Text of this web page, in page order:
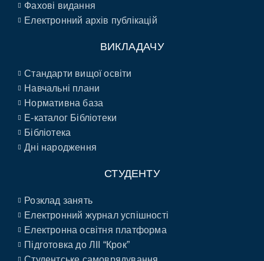
Фахові видання
Електронний архів публікацій
ВИКЛАДАЧУ
Стандарти вищої освіти
Навчальні плани
Нормативна база
E-каталог Бібліотеки
Бібліотека
Дні народження
СТУДЕНТУ
Розклад занять
Електронний журнал успішності
Електронна освітня платформа
Підготовка до ЛІІ “Крок”